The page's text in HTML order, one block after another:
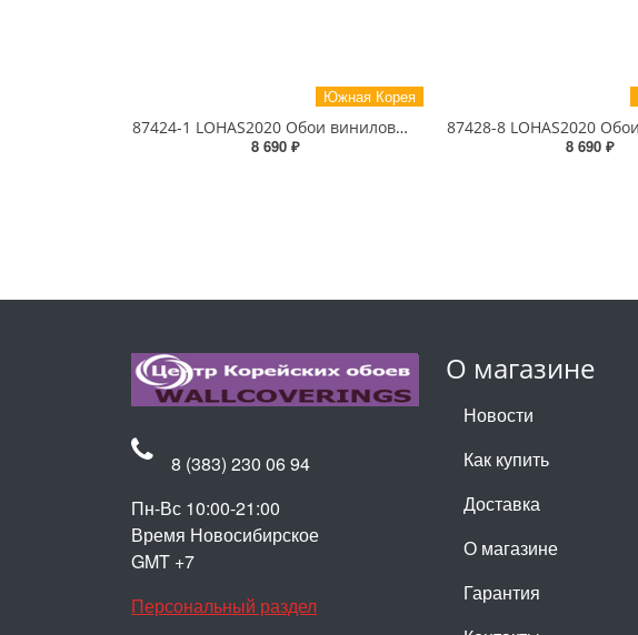
Южная Корея
87424-1 LOHAS2020 Обои виниловые на бумажной основе 1.06*15.5
8 690 ₽
8 690 ₽
О магазине
Новости
Как купить
Доставка
О магазине
Гарантия
8 (383) 230 06 94
Пн-Вс 10:00-21:00
Время Новосибирское
GMT +7
Персональный раздел